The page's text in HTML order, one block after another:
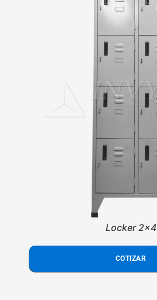
Locker 2x4
COTIZAR